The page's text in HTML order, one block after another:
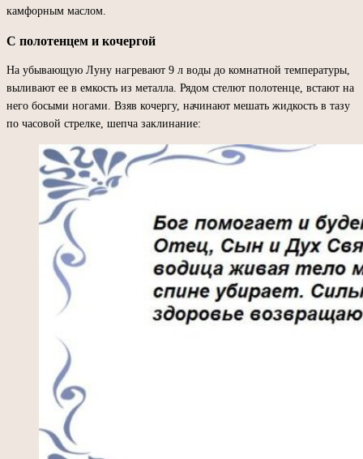
камфорным маслом.
С полотенцем и кочергой
На убывающую Луну нагревают 9 л воды до комнатной температуры,
выливают ее в емкость из металла. Рядом стелют полотенце, встают на
него босыми ногами. Взяв кочергу, начинают мешать жидкость в тазу
по часовой стрелке, шепча заклинание: